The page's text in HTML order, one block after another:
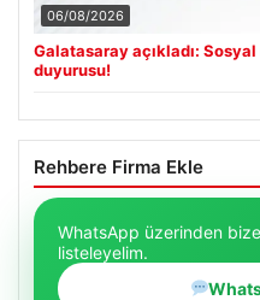
06/08/2026
Galatasaray açıkladı:
duyurusu!
Rehbere Firma Ekle
WhatsApp üzerinden bize
listeleyelim.